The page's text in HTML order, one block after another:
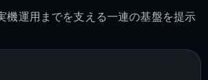
機運用までを支える一連の基盤を提示